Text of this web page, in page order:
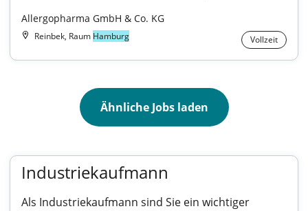
Allergopharma GmbH & Co. KG
Reinbek, Raum Hamburg Vollzeit
Ähnliche Jobs laden
Industriekaufmann
Als Industriekaufmann sind Sie ein wichtiger